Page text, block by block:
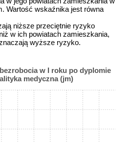
Wartość wskaźnika jest równa
niższe przeciętnie ryzyko
w ich powiatach zamieszkania,
wyższe ryzyko.
w I roku po dyplomie
medyczna (jm)